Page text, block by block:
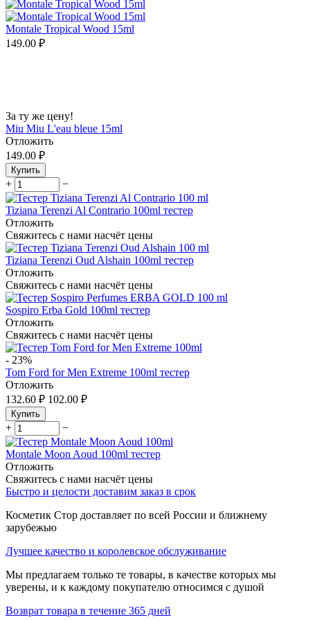
Montale Tropical Wood 15ml
149.00 ₽
За ту же цену!
Miu Miu L'eau bleue 15ml
Отложить
149.00 ₽
Купить
+ −
Tiziana Terenzi Al Contrario 100ml тестер
Отложить
Свяжитесь с нами насчёт цены
Tiziana Terenzi Oud Alshain 100ml тестер
Отложить
Свяжитесь с нами насчёт цены
Sospiro Erba Gold 100ml тестер
Отложить
Свяжитесь с нами насчёт цены
- 23%
Tom Ford for Men Extreme 100ml тестер
Отложить
132.60 ₽ 102.00 ₽
Купить
+ −
Montale Moon Aoud 100ml тестер
Отложить
Свяжитесь с нами насчёт цены
Быстро и целости доставим заказ в срок
Косметик Стор доставляет по всей России и ближнему
зарубежью
Лучшее качество и королевское обслуживание
Мы предлагаем только те товары, в качестве которых мы
уверены, и к каждому покупателю относимся с душой
Возврат товара в течение 365 дней